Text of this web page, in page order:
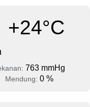
+24°C
763 mmHg
Mendung: 0 %